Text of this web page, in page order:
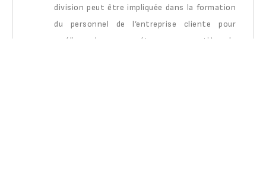
division peut être impliquée dans la formation
du personnel de l’entreprise cliente pour
améliorer leurs compétences en matière de